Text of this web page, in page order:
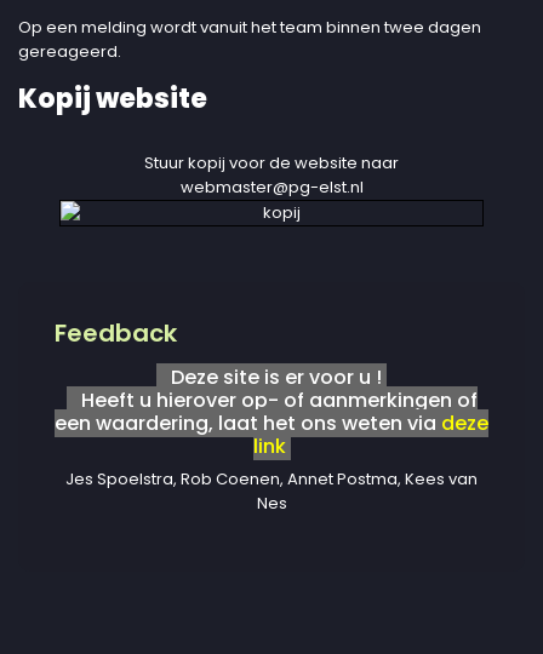
Op een melding wordt vanuit het team binnen twee dagen
gereageerd.
Kopij website
Stuur kopij voor de website naar
webmaster@pg-elst.nl
Feedback
Deze site is er voor u !
Heeft u hierover op- of aanmerkingen of
een waardering, laat het ons weten via deze
link
Jes Spoelstra, Rob Coenen, Annet Postma, Kees van
Nes